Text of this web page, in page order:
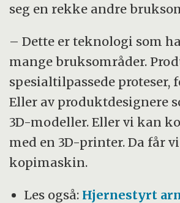
seg en rekke andre
– Dette er teknologi som
mange bruksområder.
spesialtilpassede proteser,
Eller av produktdesignere
3D-modeller. Eller vi kan
med en 3D-printer. Da får
kopimaskin.
Les også: Hjernestyrt